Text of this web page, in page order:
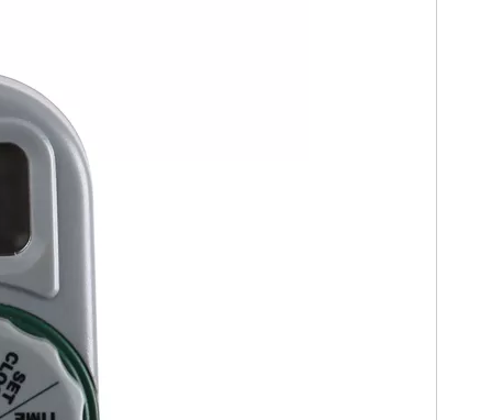
07-21